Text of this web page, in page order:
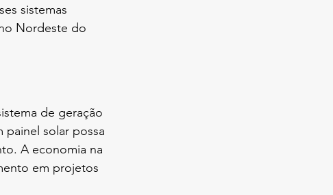
sistemas
Nordeste do
de geração
painel solar possa
A economia na
em projetos